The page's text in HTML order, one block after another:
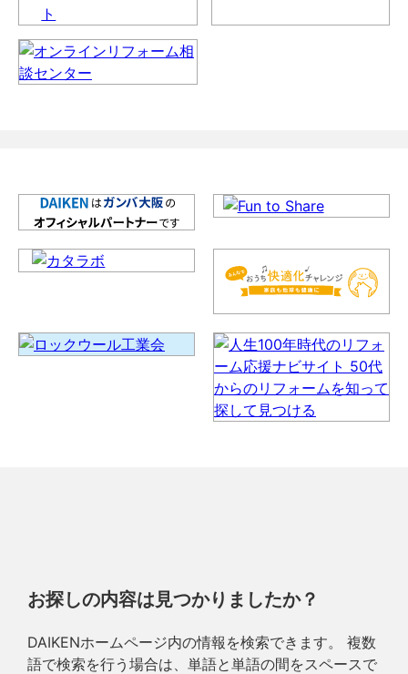
お探しの内容は見つかりましたか？
DAIKENホームページ内の情報を検索できます。 複数
語で検索を行う場合は、単語と単語の間をスペースで